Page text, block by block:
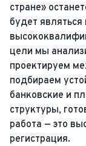
стране»
будет
цели мы
проектируем
подбираем
банковские и
структуры,
работа — это
регистрация.